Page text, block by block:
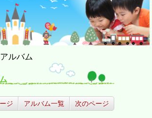
ルバム
ジ アルバム一覧 次のページ